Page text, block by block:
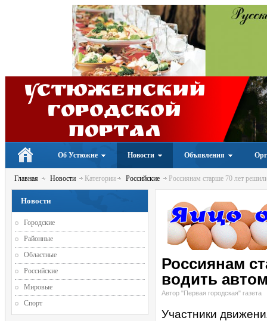
Устюженский
Городской
портал
Об Устюжне Новости Объявления
Главная Новости Категории Российские Россиянам старше 70 лет
Россиянам
водить
Автор "Первая городская" газета
Участники
Новости
Городские
Районные
Областные
Российские
Мировые
Спорт